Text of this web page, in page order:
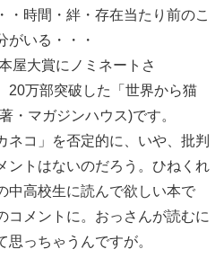
・時間・絆・存在当たり前のこ
がいる・・・
屋大賞にノミネートさ
20万部突破した「世界から猫
・マガジンハウス)です。
ネコ」を否定的に、いや、批判
ントはないのだろう。ひねくれ
中高校生に読んで欲しい本で
コメントに。おっさんが読むに
っちゃうんですが。